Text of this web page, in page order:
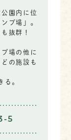
園内に位
プ場」。
抜群！
場の他に
の施設も
る。
5